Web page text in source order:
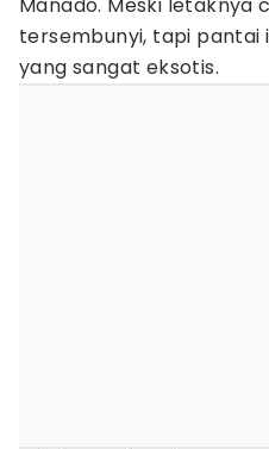
tersembunyi, tapi pantai
yang sangat eksotis.